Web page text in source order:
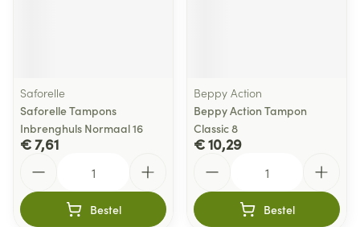
Saforelle
Saforelle Tampons
Inbrenghuls Normaal 16
€ 7,61
Bestel
Beppy Action
Beppy Action Tampon
Classic 8
€ 10,29
Bestel